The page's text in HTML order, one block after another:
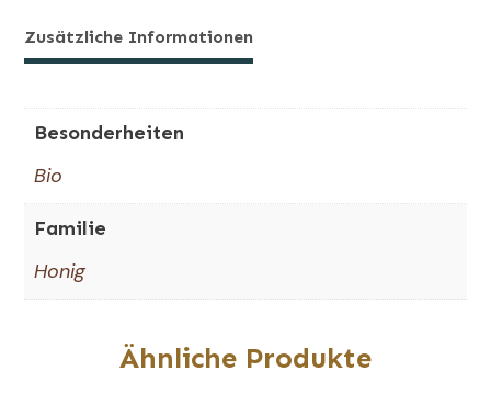
Zusätzliche Informationen
Besonderheiten
Bio
Familie
Honig
Ähnliche Produkte